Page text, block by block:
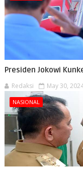
Presiden Jokowi
Redaksi May 30,
NASIONAL